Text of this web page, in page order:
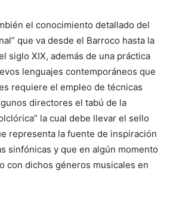
el conocimiento detallado del
que va desde el Barroco hasta la
siglo XIX, además de una práctica
lenguajes contemporáneos que
requiere el empleo de técnicas
directores el tabú de la
la cual debe llevar el sello
representa la fuente de inspiración
sinfónicas y que en algún momento
con dichos géneros musicales en